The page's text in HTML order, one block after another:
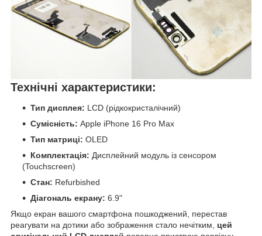
Технічні характеристики:
Тип дисплея: LCD (рідкокристалічний)
Сумісність: Apple iPhone 16 Pro Max
Тип матриці: OLED
Комплектація: Дисплейний модуль із сенсором
(Touchscreen)
Стан: Refurbished
Діагональ екрану: 6.9"
Якщо екран вашого смартфона пошкоджений, перестав
реагувати на дотики або зображення стало нечітким, цей